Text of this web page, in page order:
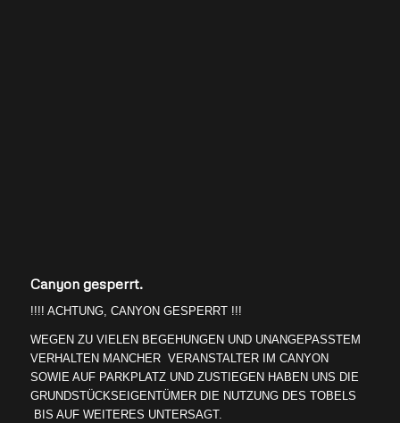
Canyon gesperrt.
!!!! ACHTUNG, CANYON GESPERRT !!!
WEGEN ZU VIELEN BEGEHUNGEN UND UNANGEPASSTEM
VERHALTEN MANCHER VERANSTALTER IM CANYON
SOWIE AUF PARKPLATZ UND ZUSTIEGEN HABEN UNS DIE
GRUNDSTÜCKSEIGENTÜMER DIE NUTZUNG DES TOBELS
BIS AUF WEITERES UNTERSAGT.